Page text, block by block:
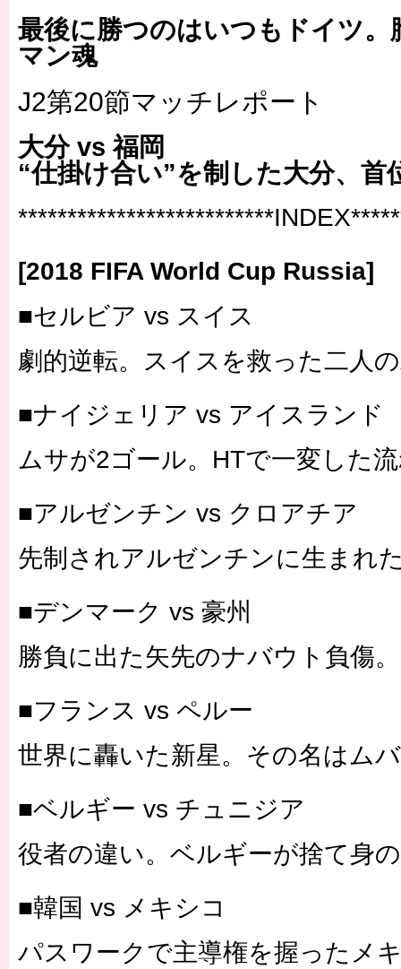
最後に勝つのはいつもドイツ。
マン魂
J2第20節マッチレポート
大分 vs 福岡
“仕掛け合い”を制した大分、首
[2018 FIFA World Cup Russia]
■セルビア vs スイス
劇的逆転。スイスを救った二人
■ナイジェリア vs アイスランド
ムサが2ゴール。HTで一変した
■アルゼンチン vs クロアチア
先制されアルゼンチンに生まれ
■デンマーク vs 豪州
勝負に出た矢先のナバウト負傷
■フランス vs ペルー
世界に轟いた新星。その名はム
■ベルギー vs チュニジア
役者の違い。ベルギーが捨て身
■韓国 vs メキシコ
パスワークで主導権を握ったメ